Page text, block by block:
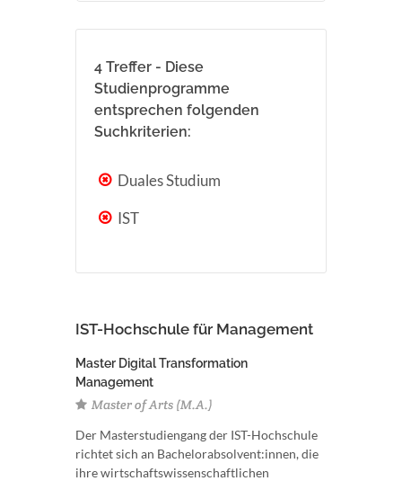
4 Treffer - Diese
Studienprogramme
entsprechen folgenden
Suchkriterien:
Duales Studium
IST
IST-Hochschule für Management
Master Digital Transformation
Management
Master of Arts (M.A.)
Der Masterstudiengang der IST-Hochschule
richtet sich an Bachelorabsolvent:innen, die
ihre wirtschaftswissenschaftlichen